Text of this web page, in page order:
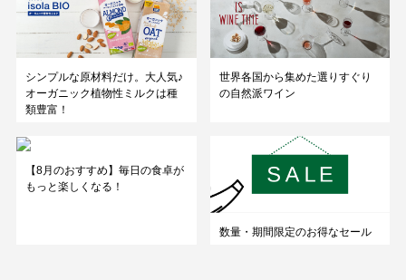
シンプルな原材料だけ。大人気♪
オーガニック植物性ミルクは種
類豊富！
世界各国から集めた選りすぐり
の自然派ワイン
【8月のおすすめ】毎日の食卓が
もっと楽しくなる！
数量・期間限定のお得なセール